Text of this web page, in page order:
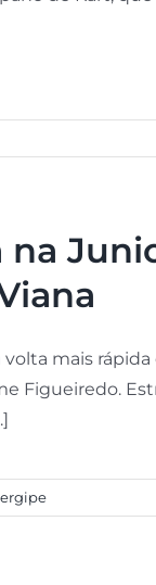
mais rápida
Figueiredo.